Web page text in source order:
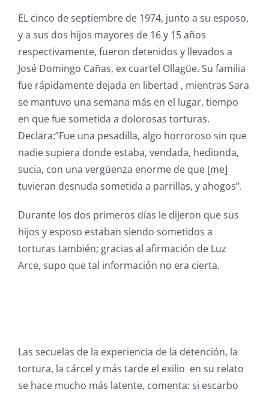
EL cinco de septiembre de 1974, junto a su esposo,
y a sus dos hijos mayores de 16 y 15 años
respectivamente, fueron detenidos y llevados a
José Domingo Cañas, ex cuartel Ollagüe. Su familia
fue rápidamente dejada en libertad , mientras Sara
se mantuvo una semana más en el lugar, tiempo
en que fue sometida a dolorosas torturas.
Declara:”Fue una pesadilla, algo horroroso sin que
nadie supiera donde estaba, vendada, hedionda,
sucia, con una vergüenza enorme de que [me]
tuvieran desnuda sometida a parrillas, y ahogos”.
Durante los dos primeros días le dijeron que sus
hijos y esposo estaban siendo sometidos a
torturas también; gracias al afirmación de Luz
Arce, supo que tal información no era cierta.
Las secuelas de la experiencia de la detención, la
tortura, la cárcel y más tarde el exilio en su relato
se hace mucho más latente, comenta: si escarbo